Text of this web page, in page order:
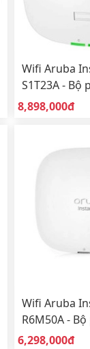
Wifi Aruba
S1T23A - Bộ
Wifi 6E
Giá bán:
8,898,000đ
Wifi Aruba
R6M50A -
AP22 Wifi 6
Giá bán:
6,298,000đ